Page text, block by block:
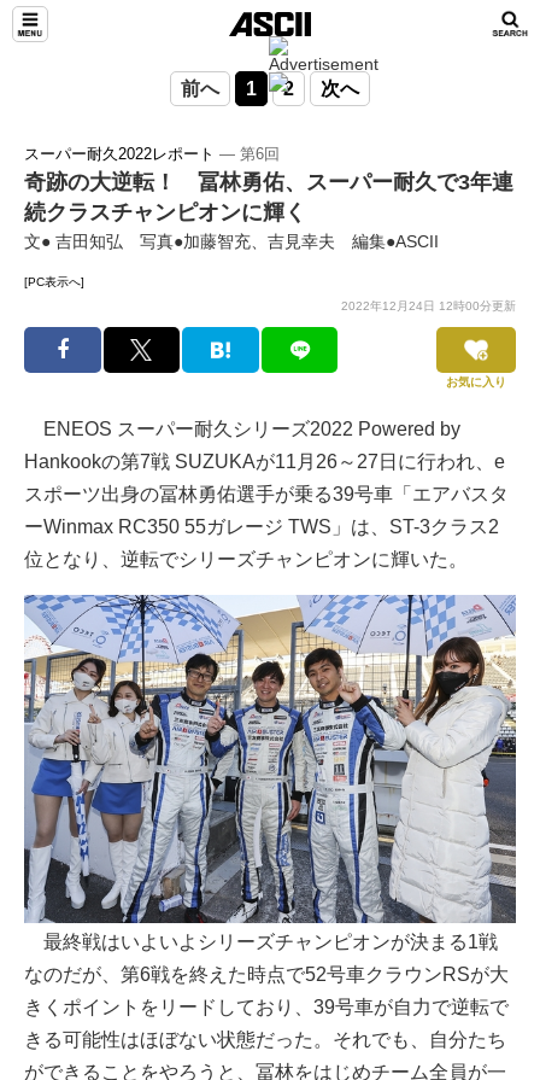
前へ 1 2 次へ
スーパー耐久2022レポート ― 第6回
奇跡の大逆転！ 冨林勇佑、スーパー耐久で3年連
続クラスチャンピオンに輝く
文● 吉田知弘 写真●加藤智充、吉見幸夫 編集●ASCII
[PC表示へ]
2022年12月24日 12時00分更新
お気に入り
ENEOS スーパー耐久シリーズ2022 Powered by
Hankookの第7戦 SUZUKAが11月26～27日に行われ、e
スポーツ出身の冨林勇佑選手が乗る39号車「エアバスタ
ーWinmax RC350 55ガレージ TWS」は、ST-3クラス2
位となり、逆転でシリーズチャンピオンに輝いた。
最終戦はいよいよシリーズチャンピオンが決まる1戦
なのだが、第6戦を終えた時点で52号車クラウンRSが大
きくポイントをリードしており、39号車が自力で逆転で
きる可能性はほぼない状態だった。それでも、自分たち
ができることをやろうと、冨林をはじめチーム全員が一